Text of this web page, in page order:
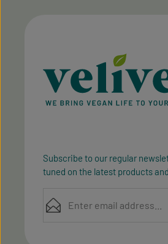
Subscribe to our regular
tuned on the latest products